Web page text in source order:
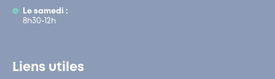
Le samedi :
8h30-12h
Liens utiles